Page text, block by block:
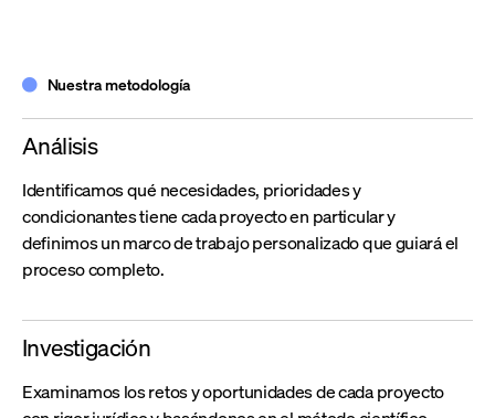
Nuestra metodología
Análisis
Identificamos qué necesidades, prioridades y
condicionantes tiene cada proyecto en particular y
definimos un marco de trabajo personalizado que guiará el
proceso completo.
Investigación
Examinamos los retos y oportunidades de cada proyecto